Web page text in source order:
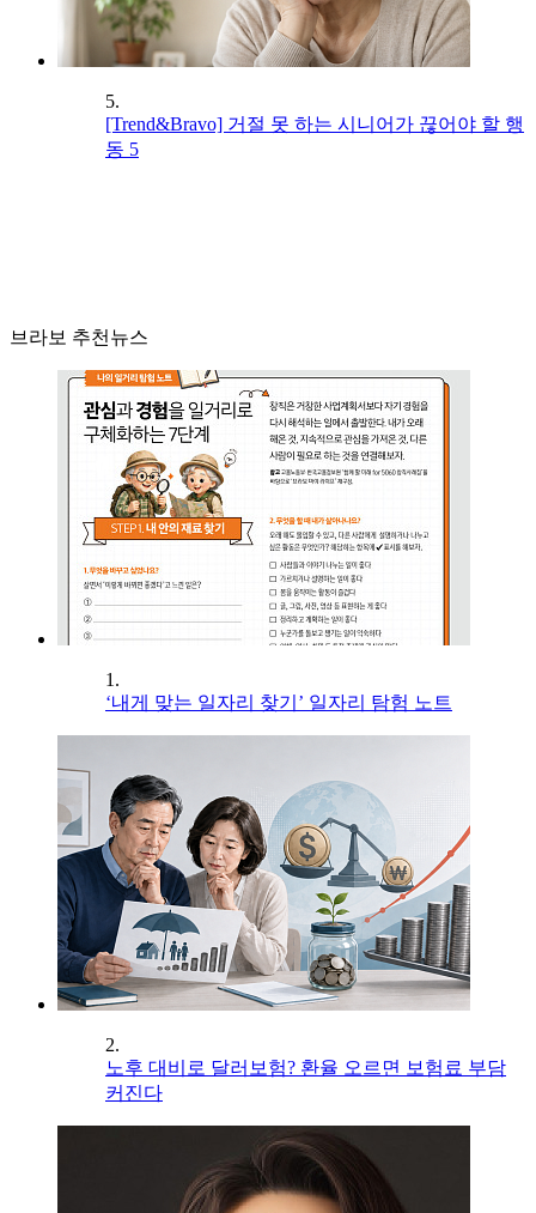
5.
[Trend&Bravo] 거절 못 하는 시니어가 끊어야 할 행
동 5
브라보 추천뉴스
1.
‘내게 맞는 일자리 찾기’ 일자리 탐험 노트
2.
노후 대비로 달러보험? 환율 오르면 보험료 부담
커진다